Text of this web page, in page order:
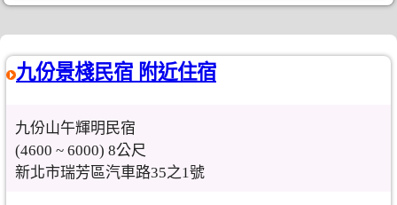
九份景棧民宿 附近住宿
九份山午輝明民宿
(4600 ~ 6000) 8公尺
新北市瑞芳區汽車路35之1號